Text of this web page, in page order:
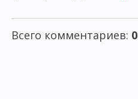
Всего комментариев: 0